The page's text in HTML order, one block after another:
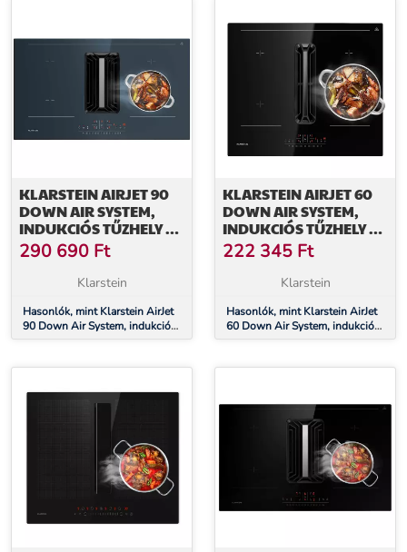
KLARSTEIN AIRJET 90
DOWN AIR SYSTEM,
INDUKCIÓS TŰZHELY +
DOWNAIR-
PÁRAELSZÍVÓ,10000
W, 750 M³/H, BOOST
290 690 Ft
Klarstein
Hasonlók, mint Klarstein AirJet
90 Down Air System, indukciós
tűzhely + DownAir-
Boost
KLARSTEIN AIRJET 60
DOWN AIR SYSTEM,
INDUKCIÓS TŰZHELY +
DOWNAIR-
PÁRAELSZÍVÓ,10 000
W, 600 M³/H, BOOST
222 345 Ft
Klarstein
Hasonlók, mint Klarstein AirJet
60 Down Air System, indukciós
tűzhely + DownAir-
m³/h, Boost